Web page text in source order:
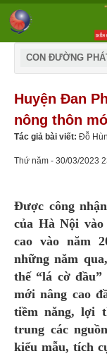
CON ĐƯỜNG
Huyện Đan
nông thôn
Tác giả bài viết: Đỗ
Thứ năm - 30/03/2023
Được công
của Hà Nội
cao vào năm
những năm
thế “lá cờ
mới nâng cao
tiềm năng, lợi
trung các
kiểu mẫu, tích